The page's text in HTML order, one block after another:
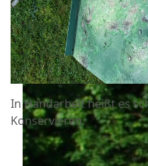
In Handarbeit heißt es
Konservieren.